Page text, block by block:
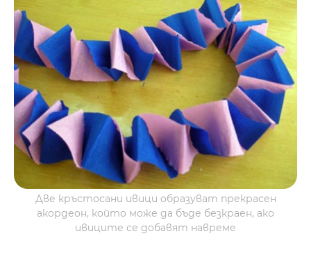
Две кръстосани ивици образуват прекрасен
акордеон, който може да бъде безкраен, ако
ивиците се добавят навреме